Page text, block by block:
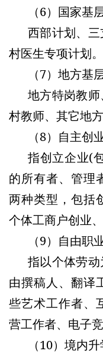
（6）国家基
西部计划、
村医生专项计划。
（7）地方基
地方特岗教
村教师、其它地方
（8）自主创
指创立企业(
的所有者、管理
两种类型，包括
个体工商户创业
（9）自由职
指以个体劳
由撰稿人、翻译
些艺术工作者、
营工作者、电子
（10）境内